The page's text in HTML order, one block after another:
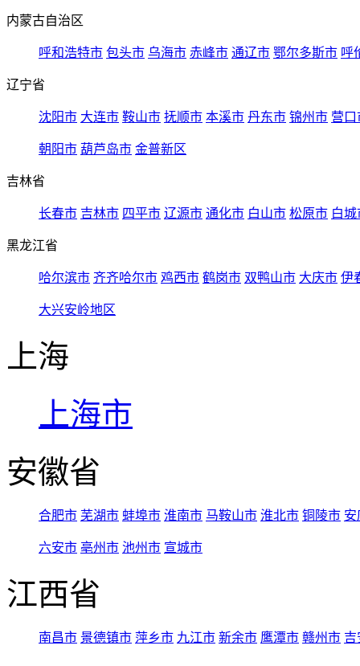
内蒙古自治区
呼和浩特市 包头市 乌海市 赤峰市 通辽市 鄂尔多斯市 呼
辽宁省
沈阳市 大连市 鞍山市 抚顺市 本溪市 丹东市 锦州市 营口
朝阳市 葫芦岛市 金普新区
吉林省
长春市 吉林市 四平市 辽源市 通化市 白山市 松原市 白城
黑龙江省
哈尔滨市 齐齐哈尔市 鸡西市 鹤岗市 双鸭山市 大庆市 伊
大兴安岭地区
上海
上海市
安徽省
合肥市 芜湖市 蚌埠市 淮南市 马鞍山市 淮北市 铜陵市 安
六安市 亳州市 池州市 宣城市
江西省
南昌市 景德镇市 萍乡市 九江市 新余市 鹰潭市 赣州市 吉